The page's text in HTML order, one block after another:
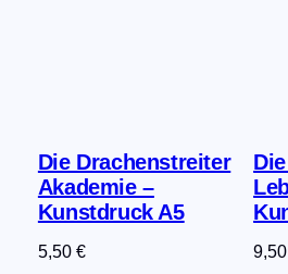
Die Drachenstreiter
Akademie –
Kunstdruck A5
5,50 €